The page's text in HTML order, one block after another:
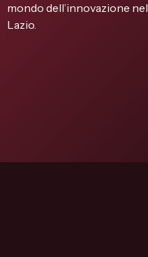
mondo dell’innovazione nel
Lazio.